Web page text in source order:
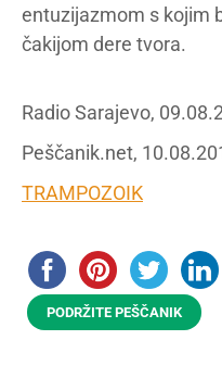
entuzijazmom s kojim
čakijom dere tvora.
Radio Sarajevo,
Peščanik.net,
TRAMPOZOIK
PODRŽITE PEŠČANIK